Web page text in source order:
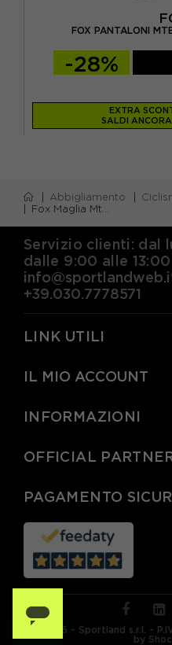
FOX PANTALONI
-28%
EXTRA
SALDI
Abbigliamento Ciclismo,
Fox Maglia Mtb Ranger Tru Dri Dark Vintage Donna
Servizio clienti: dal
dalle 9:00 alle 13:00
+39.030.7778571
LINK UTILI
IL MIO ACCOUNT
INFORMAZIONI
OFFICIAL
PAGAMENTO
© 2026 - Sportland s.r.l. -
by